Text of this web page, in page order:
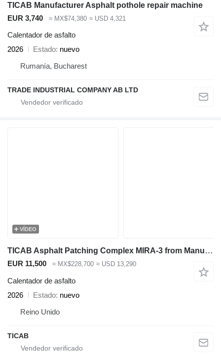
TICAB Manufacturer Asphalt pothole repair machine
EUR 3,740
≈ MX$74,380 ≈ USD 4,321
Calentador de asfalto
2026
Estado nuevo
Rumanía, Bucharest
TRADE INDUSTRIAL COMPANY AB LTD
VÍDEO
TICAB Asphalt Patching Complex MIRA-3 from Manufacturer
EUR 11,500 ≈ MX$228,700 ≈ USD 13,290
Calentador de asfalto
2026
Estado nuevo
Reino Unido
TICAB